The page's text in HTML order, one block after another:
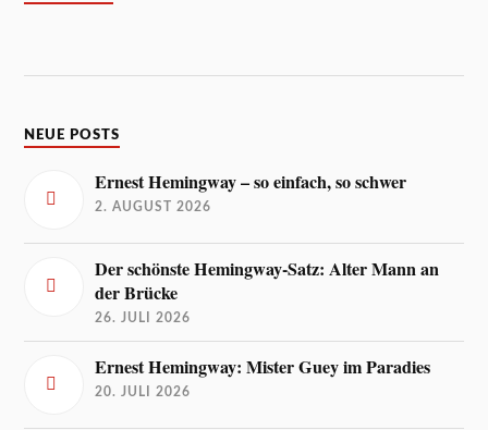
NEUE POSTS
Ernest Hemingway – so einfach, so schwer
2. AUGUST 2026
Der schönste Hemingway-Satz: Alter Mann an
der Brücke
26. JULI 2026
Ernest Hemingway: Mister Guey im Paradies
20. JULI 2026